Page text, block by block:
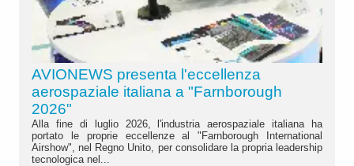
AVIONEWS presenta l'eccellenza
aerospaziale italiana a "Farnborough
2026"
Alla fine di luglio 2026, l'industria aerospaziale italiana ha
portato le proprie eccellenze al "Farnborough International
Airshow", nel Regno Unito, per consolidare la propria leadership
tecnologica nel...